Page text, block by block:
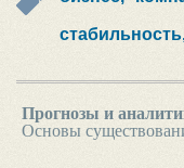
Прогнозы и
Основы